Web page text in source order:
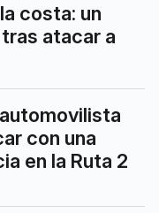
costa: un
atacar a
con una
en la Ruta 2